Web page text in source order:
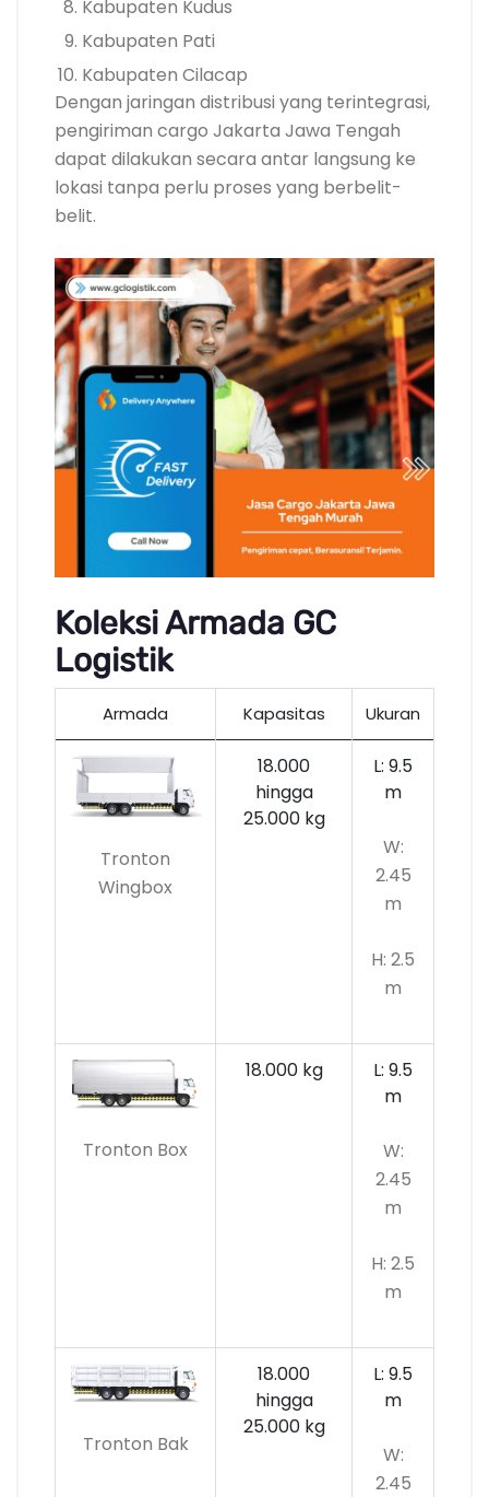
Kabupaten Kudus
Kabupaten Pati
Kabupaten Cilacap
Dengan jaringan distribusi yang terintegrasi,
pengiriman cargo Jakarta Jawa Tengah
dapat dilakukan secara antar langsung ke
lokasi tanpa perlu proses yang berbelit-
belit.
Koleksi Armada GC
Logistik
Armada Kapasitas Ukuran
Tronton
Wingbox
18.000
hingga
25.000 kg
L: 9.5
m
W:
2.45
m
H: 2.5
m
Tronton Box
18.000 kg
L: 9.5
m
W:
2.45
m
H: 2.5
m
Tronton Bak
18.000
hingga
25.000 kg
L: 9.5
m
W:
2.45